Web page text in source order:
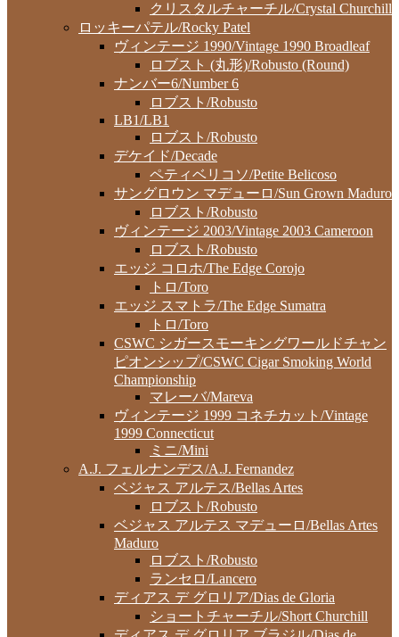
クリスタルチャーチル/Crystal Churchill
ロッキーパテル/Rocky Patel
ヴィンテージ 1990/Vintage 1990 Broadleaf
ロブスト (丸形)/Robusto (Round)
ナンバー6/Number 6
ロブスト/Robusto
LB1/LB1
ロブスト/Robusto
デケイド/Decade
ペティベリコソ/Petite Belicoso
サングロウン マデューロ/Sun Grown Maduro
ロブスト/Robusto
ヴィンテージ 2003/Vintage 2003 Cameroon
ロブスト/Robusto
エッジ コロホ/The Edge Corojo
トロ/Toro
エッジ スマトラ/The Edge Sumatra
トロ/Toro
CSWC シガースモーキングワールドチャン
ピオンシップ/CSWC Cigar Smoking World
Championship
マレーバ/Mareva
ヴィンテージ 1999 コネチカット/Vintage
1999 Connecticut
ミニ/Mini
A.J. フェルナンデス/A.J. Fernandez
ベジャス アルテス/Bellas Artes
ロブスト/Robusto
ベジャス アルテス マデューロ/Bellas Artes
Maduro
ロブスト/Robusto
ランセロ/Lancero
ディアス デ グロリア/Dias de Gloria
ショートチャーチル/Short Churchill